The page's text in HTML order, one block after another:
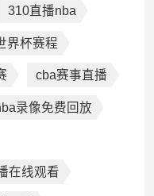
310直播nba
界杯赛程
cba赛事直播
录像免费回放
在线观看